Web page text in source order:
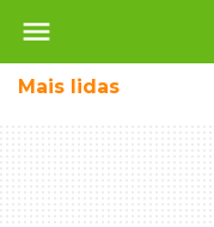
menu
Mais lidas